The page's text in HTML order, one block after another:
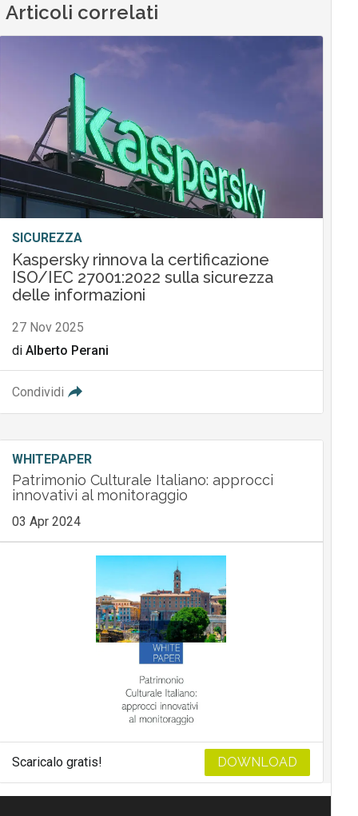
Articoli correlati
SICUREZZA
Kaspersky rinnova la certificazione
ISO/IEC 27001:2022 sulla sicurezza
delle informazioni
27 Nov 2025
di Alberto Perani
Condividi
WHITEPAPER
Patrimonio Culturale Italiano: approcci
innovativi al monitoraggio
03 Apr 2024
Scaricalo gratis! DOWNLOAD